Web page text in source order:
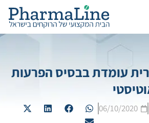
עומדת בבסיס הפרעות
06/10/2020